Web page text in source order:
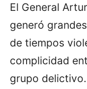
El General
generó
de tiempos
complicidad
grupo